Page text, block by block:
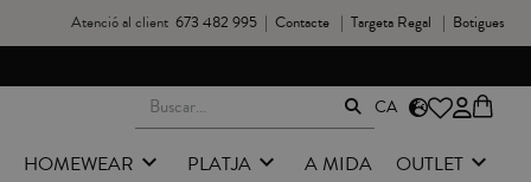
Atenció al client 673 482 995 | Contacte | Targeta Regal | Botigues
CA
HOMEWEAR PLATJA A MIDA OUTLET